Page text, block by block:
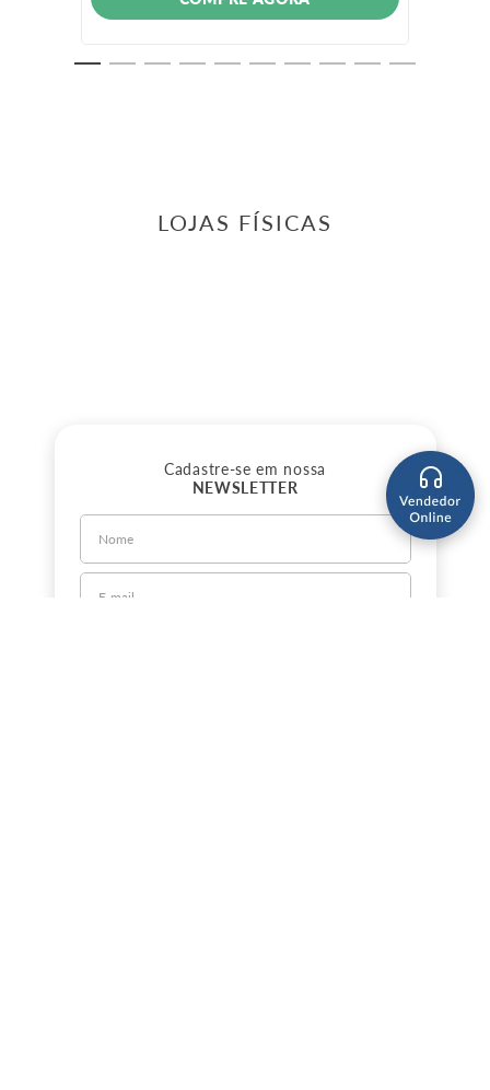
LOJAS FÍSICAS
Cadastre-se em nossa
NEWSLETTER